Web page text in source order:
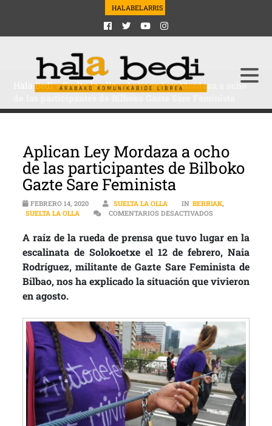
HALABELARRIS
Hala Bedi>Suelta la olla>Aplican Ley Mordaza a ocho
Aplican Ley Mordaza a ocho
de las participantes de Bilboko
Gazte Sare Feminista
FEBRERO 14, 2020 SUELTA LA OLLA IN BERRIAK,
SUELTA LA OLLA
COMENTARIOS DESACTIVADOSEN APLICAN LEY
A raíz de la rueda de prensa que tuvo lugar en la
escalinata de Solokoetxe el 12 de febrero, Naia
Rodríguez, militante de Gazte Sare Feminista de
Bilbao, nos ha explicado la situación que vivieron
en agosto.